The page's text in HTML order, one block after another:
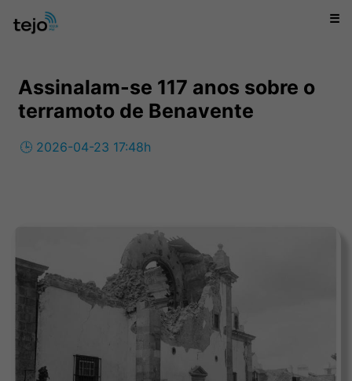
☰
Assinalam-se 117 anos sobre o
terramoto de Benavente
🕒 2026-04-23 17:48h